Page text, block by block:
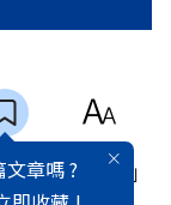
章嗎 ?
路創意展」